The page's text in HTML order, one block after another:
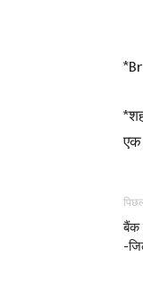
एक
बैंक
-